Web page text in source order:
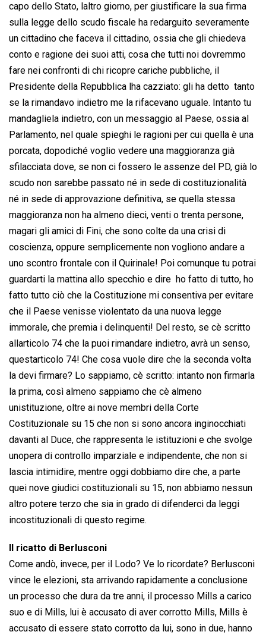
capo dello Stato, laltro giorno, per giustificare la sua firma
sulla legge dello scudo fiscale ha redarguito severamente
un cittadino che faceva il cittadino, ossia che gli chiedeva
conto e ragione dei suoi atti, cosa che tutti noi dovremmo
fare nei confronti di chi ricopre cariche pubbliche, il
Presidente della Repubblica lha cazziato: gli ha detto  tanto
se la rimandavo indietro me la rifacevano uguale. Intanto tu
mandagliela indietro, con un messaggio al Paese, ossia al
Parlamento, nel quale spieghi le ragioni per cui quella è una
porcata, dopodiché voglio vedere una maggioranza già
sfilacciata dove, se non ci fossero le assenze del PD, già lo
scudo non sarebbe passato né in sede di costituzionalità
né in sede di approvazione definitiva, se quella stessa
maggioranza non ha almeno dieci, venti o trenta persone,
magari gli amici di Fini, che sono colte da una crisi di
coscienza, oppure semplicemente non vogliono andare a
uno scontro frontale con il Quirinale! Poi comunque tu potrai
guardarti la mattina allo specchio e dire  ho fatto di tutto, ho
fatto tutto ciò che la Costituzione mi consentiva per evitare
che il Paese venisse violentato da una nuova legge
immorale, che premia i delinquenti! Del resto, se cè scritto
allarticolo 74 che la puoi rimandare indietro, avrà un senso,
questarticolo 74! Che cosa vuole dire che la seconda volta
la devi firmare? Lo sappiamo, cè scritto: intanto non firmarla
la prima, così almeno sappiamo che cè almeno
unistituzione, oltre ai nove membri della Corte
Costituzionale su 15 che non si sono ancora inginocchiati
davanti al Duce, che rappresenta le istituzioni e che svolge
unopera di controllo imparziale e indipendente, che non si
lascia intimidire, mentre oggi dobbiamo dire che, a parte
quei nove giudici costituzionali su 15, non abbiamo nessun
altro potere terzo che sia in grado di difenderci da leggi
incostituzionali di questo regime.
Il ricatto di Berlusconi
Come andò, invece, per il Lodo? Ve lo ricordate? Berlusconi
vince le elezioni, sta arrivando rapidamente a conclusione
un processo che dura da tre anni, il processo Mills a carico
suo e di Mills, lui è accusato di aver corrotto Mills, Mills è
accusato di essere stato corrotto da lui, sono in due, hanno